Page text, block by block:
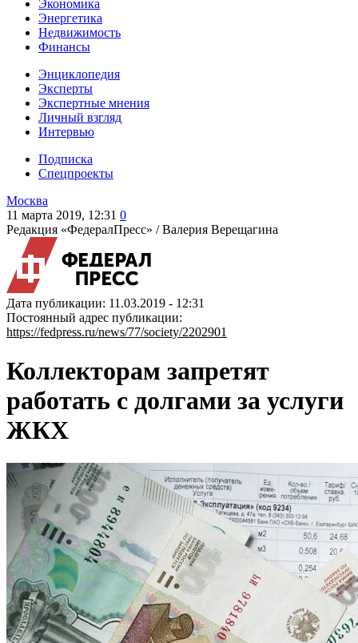
Экономика
Энергетика
Недвижимость
Финансы
Энциклопедия
Эксперты
Экспертные мнения
Личный взгляд
Интервью
Подписка
Спецпроекты
Москва
11 марта 2019, 12:31 0
Редакция «ФедералПресс» /Валерия Верещагина
Дата публикации: 11.03.2019 - 12:31
Постоянный адрес публикации:
https://fedpress.ru/news/77/society/2202901
Коллекторам запретят
работать с долгами за услуги
ЖКХ